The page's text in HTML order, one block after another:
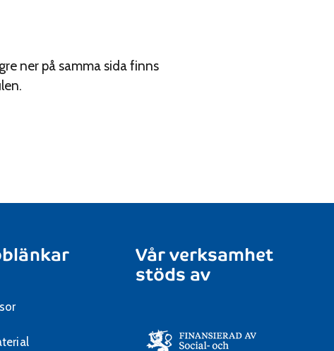
ner på samma sida finns
Vår verksamhet
stöds av